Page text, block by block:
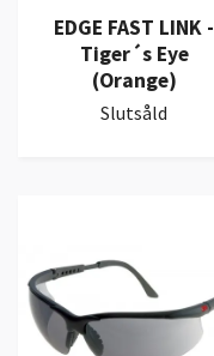
EDGE FAST LINK -
Tiger´s Eye
(Orange)
Slutsåld